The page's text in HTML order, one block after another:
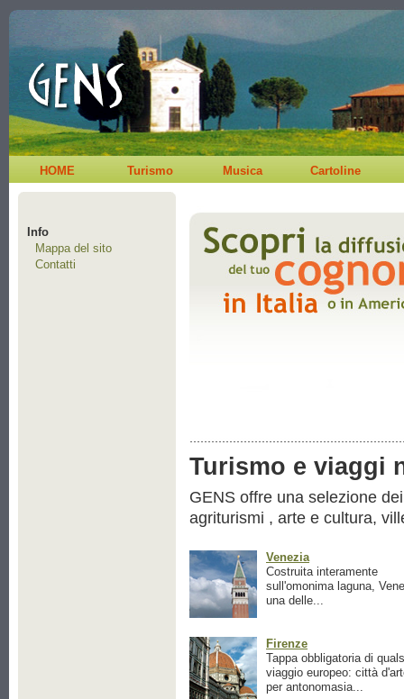
HOME Turismo Musica Cartoline
Info
Mappa del sito
Contatti
Turismo e viaggi
GENS offre una selezione
agriturismi , arte e cultura,
Venezia
Costruita interamente
sull'omonima laguna,
una delle...
Firenze
Tappa obbligatoria di
viaggio europeo: città
per antonomasia...